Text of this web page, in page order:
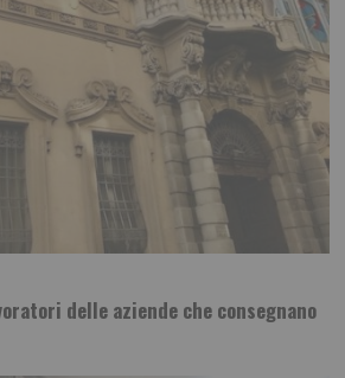
delle aziende che consegnano